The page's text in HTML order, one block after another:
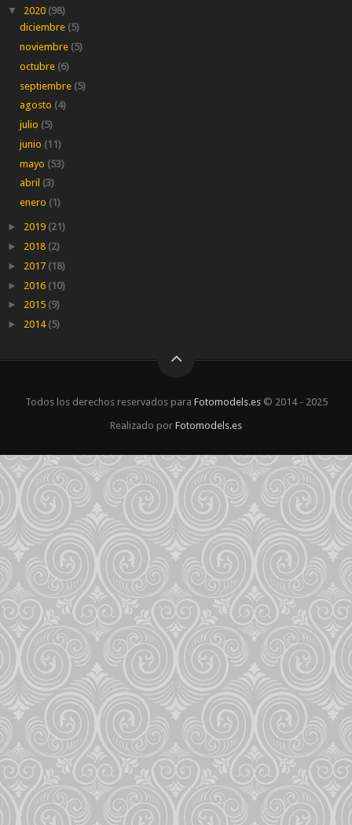
▼ 2020 (98)
diciembre (5)
noviembre (5)
octubre (6)
septiembre (5)
agosto (4)
julio (5)
junio (11)
mayo (53)
abril (3)
enero (1)
► 2019 (21)
► 2018 (2)
► 2017 (18)
► 2016 (10)
► 2015 (9)
► 2014 (5)
Todos los derechos reservados para Fotomodels.es© 2014 - 2025
Realizado por Fotomodels.es